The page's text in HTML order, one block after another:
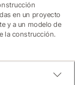
en un proyecto
y a un modelo de
la construcción.